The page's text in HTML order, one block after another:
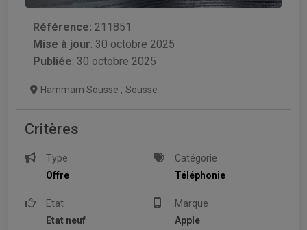
Référence: 211851
Mise à jour: 30 octobre 2025
Publiée: 30 octobre 2025
Hammam Sousse , Sousse
Critères
Type
Offre
Catégorie
Téléphonie
Etat
Etat neuf
Marque
Apple